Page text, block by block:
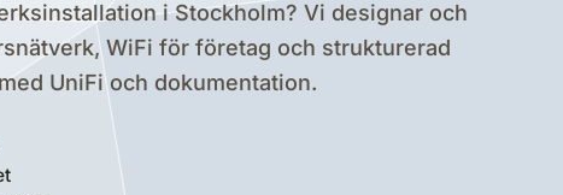
i Stockholm? Vi designar och
WiFi för företag och strukturerad
UniFi och dokumentation.